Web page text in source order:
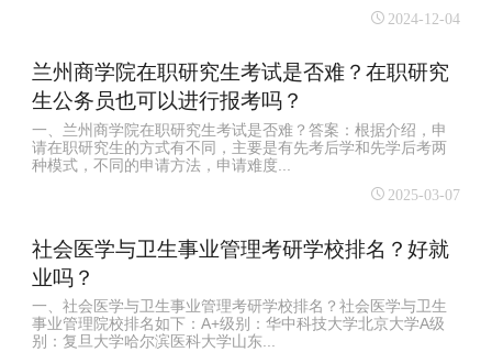
2024-12-04
兰州商学院在职研究生考试是否难？在职研究
生公务员也可以进行报考吗？
一、兰州商学院在职研究生考试是否难？答案：根据介绍，申
请在职研究生的方式有不同，主要是有先考后学和先学后考两
种模式，不同的申请方法，申请难度...
2025-03-07
社会医学与卫生事业管理考研学校排名？好就
业吗？
一、社会医学与卫生事业管理考研学校排名？社会医学与卫生
事业管理院校排名如下：A+级别：华中科技大学北京大学A级
别：复旦大学哈尔滨医科大学山东...